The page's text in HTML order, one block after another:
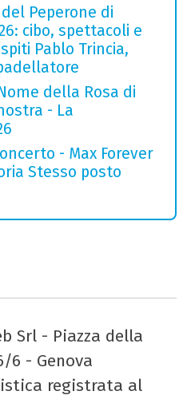
Peperone di
cibo, spettacoli e
Pablo Trincia,
della Rosa di
- La
- Max Forever
Stesso posto
Srl - Piazza della
6 - Genova
registrata al